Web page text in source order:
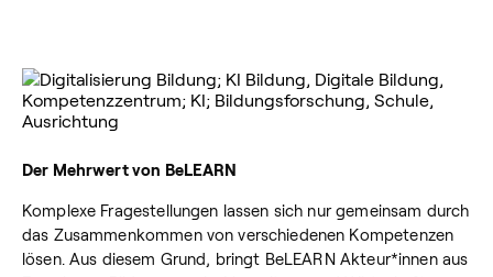
Der Mehrwert von BeLEARN
Komplexe Fragestellungen lassen sich nur gemeinsam durch
das Zusammenkommen von verschiedenen Kompetenzen
lösen. Aus diesem Grund, bringt BeLEARN Akteur*innen aus